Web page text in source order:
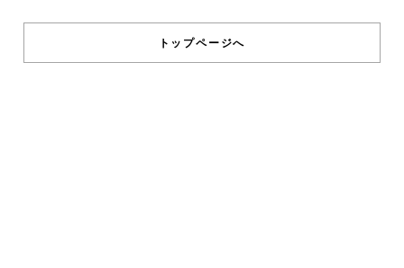
トップページへ